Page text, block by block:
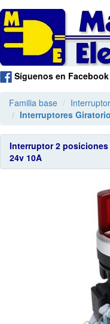
Síguenos en Facebook
Familia base
Interruptores
Interruptor 2 posiciones
24v 10A